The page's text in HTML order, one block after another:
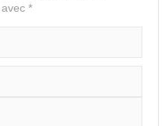
avec*